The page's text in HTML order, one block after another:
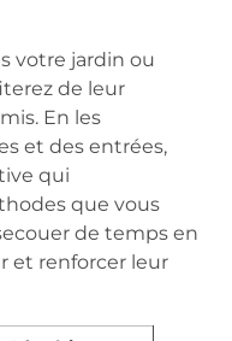
votre jardin ou
de leur
En les
et des entrées,
qui
que vous
de temps en
et renforcer leur